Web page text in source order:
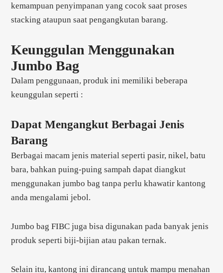
kemampuan penyimpanan yang cocok saat proses
stacking ataupun saat pengangkutan barang.
Keunggulan Menggunakan
Jumbo Bag
Dalam penggunaan, produk ini memiliki beberapa
keunggulan seperti :
Dapat Mengangkut Berbagai Jenis
Barang
Berbagai macam jenis material seperti pasir, nikel, batu
bara, bahkan puing-puing sampah dapat diangkut
menggunakan jumbo bag tanpa perlu khawatir kantong
anda mengalami jebol.
Jumbo bag FIBC juga bisa digunakan pada banyak jenis
produk seperti biji-bijian atau pakan ternak.
Selain itu, kantong ini dirancang untuk mampu menahan